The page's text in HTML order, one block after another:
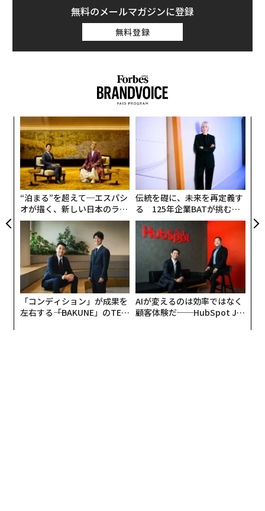
無料のメールマガジンに登録
無料登録
“泊まる”を超えて─エスパシ
オが描く、新しい日本のラグ
ジュアリー（中編）
伝統を礎に、未来を再定義す
る 125年企業BATが挑むス
モークレスな未来
「コンディション」が成果を
左右する――「BAKUNE」のTEN
AIが変えるのは効率ではなく
顧客体験だ──HubSpot Ja